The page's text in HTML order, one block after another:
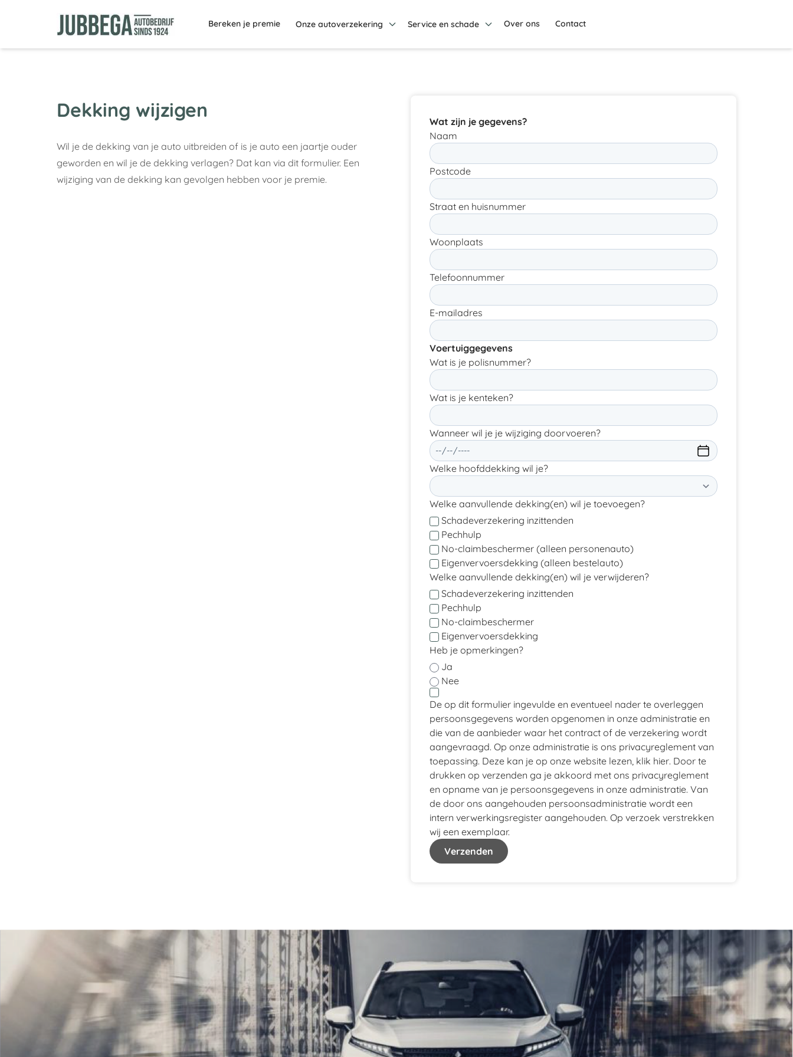
Bereken je premie Onze autoverzekering Service en schade Over ons Contact
Dekking wijzigen
Wil je de dekking van je auto uitbreiden of is je auto een jaartje ouder
geworden en wil je de dekking verlagen? Dat kan via dit formulier. Een
wijziging van de dekking kan gevolgen hebben voor je premie.
Wat zijn je gegevens?
Naam
Postcode
Straat en huisnummer
Woonplaats
Telefoonnummer
E-mailadres
Voertuiggegevens
Wat is je polisnummer?
Wat is je kenteken?
Wanneer wil je je wijziging doorvoeren?
Welke hoofddekking wil je?
Welke aanvullende dekking(en) wil je toevoegen?
Schadeverzekering inzittenden
Pechhulp
No-claimbeschermer (alleen personenauto)
Eigenvervoersdekking (alleen bestelauto)
Welke aanvullende dekking(en) wil je verwijderen?
Schadeverzekering inzittenden
Pechhulp
No-claimbeschermer
Eigenvervoersdekking
Heb je opmerkingen?
Ja
Nee
De op dit formulier ingevulde en eventueel nader te overleggen
persoonsgegevens worden opgenomen in onze administratie en
die van de aanbieder waar het contract of de verzekering wordt
aangevraagd. Op onze administratie is ons privacyreglement van
toepassing. Deze kan je op onze website lezen, klik hier. Door te
drukken op verzenden ga je akkoord met ons privacyreglement
en opname van je persoonsgegevens in onze administratie. Van
de door ons aangehouden persoonsadministratie wordt een
intern verwerkingsregister aangehouden. Op verzoek verstrekken
wij een exemplaar.